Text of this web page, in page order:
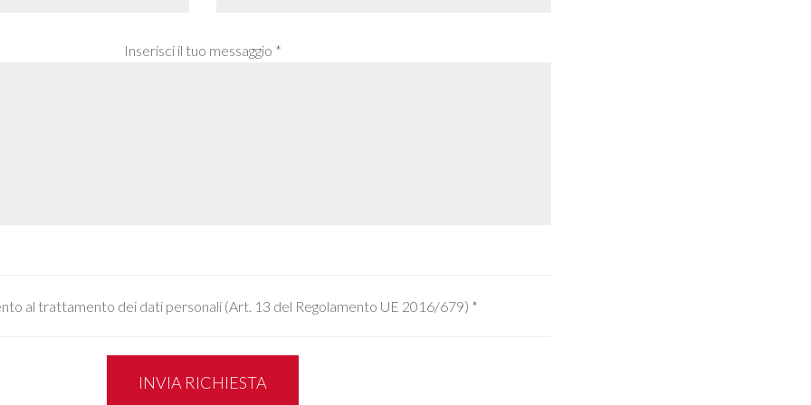
Inserisci il tuo messaggio *
al trattamento dei dati personali (Art. 13 del Regolamento UE 2016/679) *
INVIA RICHIESTA